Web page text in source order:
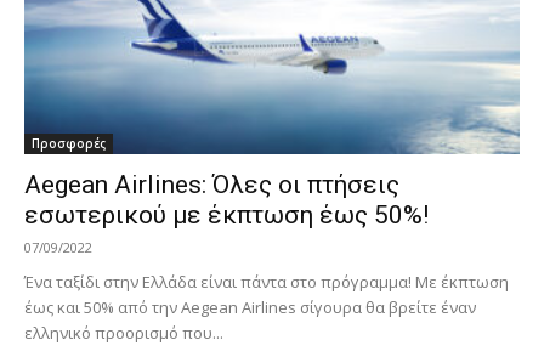
Προσφορές
Aegean Airlines: Όλες οι πτήσεις
εσωτερικού με έκπτωση έως 50%!
07/09/2022
Ένα ταξίδι στην Ελλάδα είναι πάντα στο πρόγραμμα! Με έκπτωση
έως και 50% από την Aegean Airlines σίγουρα θα βρείτε έναν
ελληνικό προορισμό που...